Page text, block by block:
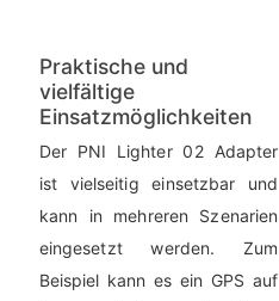
Praktische und
vielfältige
Einsatzmöglichkeiten
Der PNI Lighter 02 Adapter
ist vielseitig einsetzbar und
kann in mehreren Szenarien
eingesetzt werden. Zum
Beispiel kann es ein GPS auf